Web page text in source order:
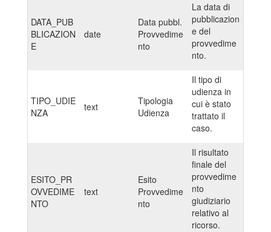
DATA_PUB
BLICAZION
E
date
Data pubbl.
Provvedime
nto
La data di
pubblicazion
e del
provvedime
nto.
TIPO_UDIE
NZA
text
Tipologia
Udienza
Il tipo di
udienza in
cui è stato
trattato il
caso.
ESITO_PR
OVVEDIME
NTO
text
Esito
Provvedime
nto
Il risultato
finale del
provvedime
nto
giudiziario
relativo al
ricorso.